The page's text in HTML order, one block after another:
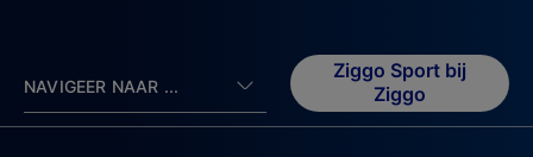
NAVIGEER NAAR ...
Ziggo Sport bij
Ziggo